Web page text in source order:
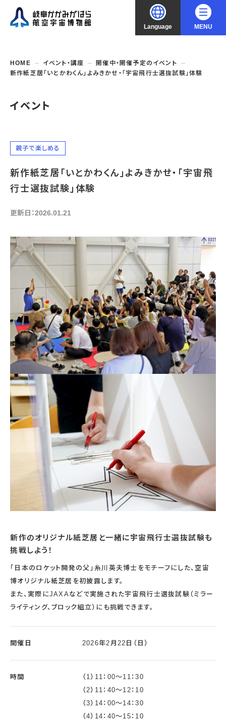
Language
中文（简化字）
中文（繁體字）
한국어
MENU
年間パスポート
フロアガイド
バリアフリー・音声ガイド
企画展
開催中・開催予定の企画展
航空エリア
屋外展示
その他の展示
シアタールーム上映
操縦シミュレーション体験
おすすめコース
イベント・講座
開催中・開催予定のイベント
教室・講座・講演
予約申し込み
これまでのイベント
博物館としての取組み
資料の収集・受贈
資料の貸出
地域との連携
レンタルそらはく
空宙博ボランティア
博物館実習
団体利用
一般団体
福祉団体
子ども会・スポーツ少年団等
学校団体
学校・教育関係
学校・教育関係の方へ
遠足・社会見学
教育プログラム
オンライン学習
アウトリーチ
展示・イベントカレンダー
イベント予約申し込み
チャレンジそらはく
スタッフコラム お知らせ
お問い合わせ
HOME イベント・講座
開催中・開催予定のイベント
新作紙芝居「いとかわくん」よみきかせ・「宇宙飛行士選抜試験」体験
イベント
親子で楽しめる
新作紙芝居「いとかわくん」よみきかせ・「宇宙飛
行士選抜試験」体験
更新日：2026.01.21
新作のオリジナル紙芝居と一緒に宇宙飛行士選抜試験も
挑戦しよう！
「日本のロケット開発の父」糸川英夫博士をモチーフにした、空宙
博オリジナル紙芝居を初披露します。
また、実際にJAXAなどで実施された宇宙飛行士選抜試験（ミラー
ライティング、ブロック組立）にも挑戦できます。
開催日 2026年2月22日（日）
時間
（1）11：00～11：30
（2）11：40～12：10
（3）14：00～14：30
（4）14：40～15：10